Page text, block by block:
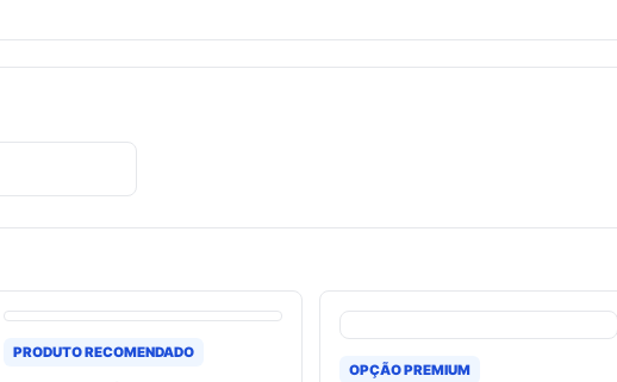
PRODUTO RECOMENDADO
OPÇÃO PREMIUM